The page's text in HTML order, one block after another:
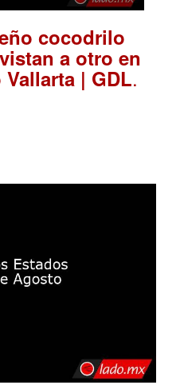
cocodrilo
a otro en
| GDL.